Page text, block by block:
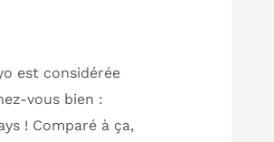
est considérée
vous bien :
! Comparé à ça,